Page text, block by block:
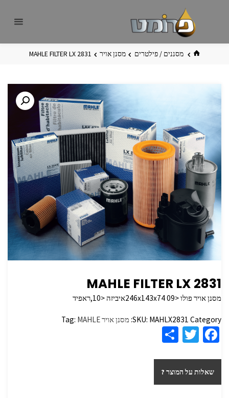
בית מסננים / פילטרים מסנן אויר MAHLE FILTER LX 2831
MAHLE FILTER LX 2831
מסנן אויר פולו <246x143x74 09איביזה <10,ראפיד
SKU: MAHLX2831 Category: מסנן אויר Tag: MAHLE
Fa
b
o
T
tt
er
ar
e
שאלות על המוצר ?